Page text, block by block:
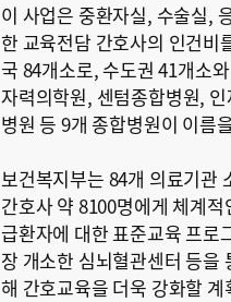
이 사업은 중환자실, 수술실,
한 교육전담 간호사의 인건비
국 84개소로, 수도권 41개소
자력의학원, 센텀종합병원,
병원 등 9개 종합병원이 이름
보건복지부는 84개 의료기관
간호사 약 8100명에게 체계
급환자에 대한 표준교육 프로
장 개소한 심뇌혈관센터 등을
해 간호교육을 더욱 강화할 계